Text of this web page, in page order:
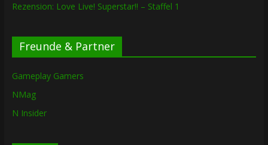
Rezension: Love Live! Superstar!! – Staffel 1
Freunde & Partner
Gameplay Gamers
NMag
N Insider